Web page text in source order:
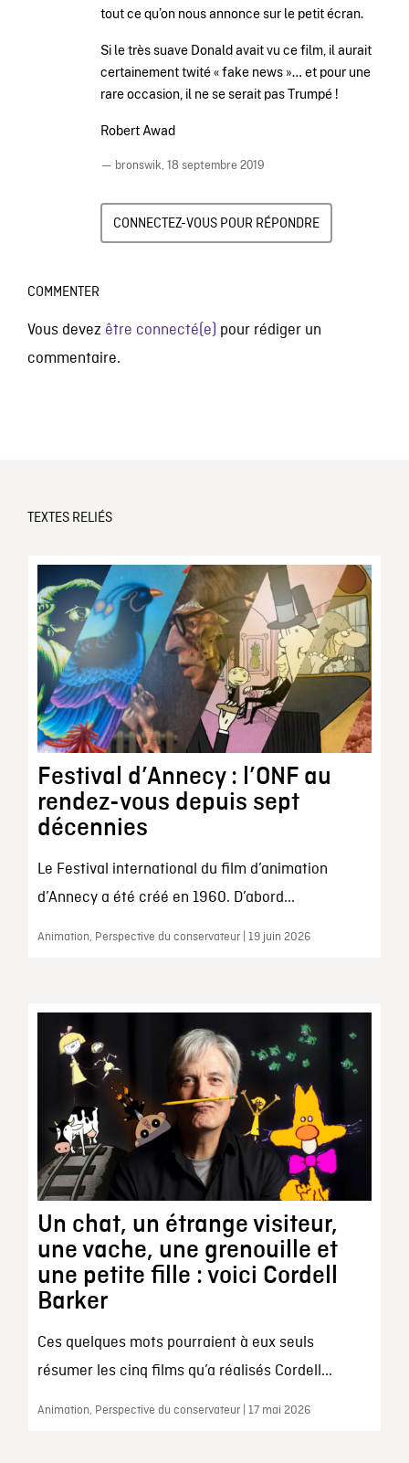
tout ce qu’on nous annonce sur le petit écran.
Si le très suave Donald avait vu ce film, il aurait
certainement twité « fake news »… et pour une
rare occasion, il ne se serait pas Trumpé !
Robert Awad
— bronswik, 18 septembre 2019
CONNECTEZ-VOUS POUR RÉPONDRE
COMMENTER
Vous devez être connecté(e) pour rédiger un
commentaire.
TEXTES RELIÉS
Festival d’Annecy : l’ONF au
rendez-vous depuis sept
décennies
Le Festival international du film d’animation
d’Annecy a été créé en 1960. D’abord...
Animation, Perspective du conservateur | 19 juin 2026
Un chat, un étrange visiteur,
une vache, une grenouille et
une petite fille : voici Cordell
Barker
Ces quelques mots pourraient à eux seuls
résumer les cinq films qu’a réalisés Cordell...
Animation, Perspective du conservateur | 17 mai 2026